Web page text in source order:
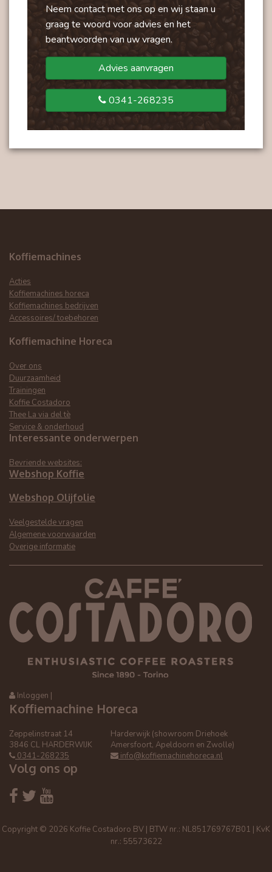
Neem contact met ons op en wij staan u
graag te woord voor advies en het
beantwoorden van uw vragen.
Advies aanvragen
0341-268235
Koffiemachines
Acties
Koffiemachines horeca
Koffiemachines bedrijven
Accessoires/ toebehoren
Koffiemachine Horeca
Over ons
Duurzaamheid
Trainingen
Koffie Costadoro
Thee La via del tè
Service & onderhoud
Interessante onderwerpen
Bevriende websites:
Webshop Koffie
Webshop Olijfolie
Veelgestelde vragen
Algemene voorwaarden
Overige informatie
Inloggen |
Koffiemachine Horeca
Zeppelinstraat 14
Harderwijk (showroom Driehoek
3846 CL HARDERWIJK
Amersfoort, Apeldoorn en Zwolle)
0341-268235
info@koffiemachinehoreca.nl
Volg ons op
Copyright © 2026 Koffie Costadoro BV | BTW nr.: NL851769767B01 | KvK
nr.: 55573622